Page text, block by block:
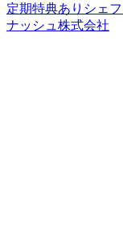
定期特典あり シェ
ナッシュ株式会社